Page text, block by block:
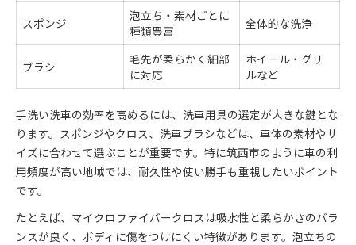
スポンジ
泡立ち・素材ごとに
種類豊富
全体的な洗浄
ブラシ
毛先が柔らかく細部
に対応
ホイール・グリ
ルなど
手洗い洗車の効率を高めるには、洗車用具の選定が大きな鍵とな
ります。スポンジやクロス、洗車ブラシなどは、車体の素材やサ
イズに合わせて選ぶことが重要です。特に筑西市のように車の利
用頻度が高い地域では、耐久性や使い勝手も重視したいポイント
です。
たとえば、マイクロファイバークロスは吸水性と柔らかさのバラ
ンスが良く、ボディに傷をつけにくい特徴があります。泡立ちの